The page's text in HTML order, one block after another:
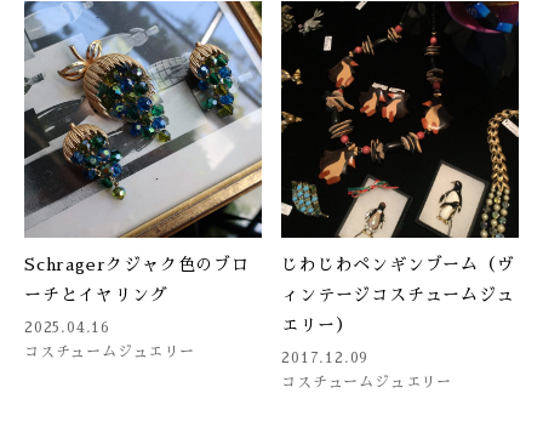
Schragerクジャク色のブロ
ーチとイヤリング
2025.04.16
コスチュームジュエリー
じわじわペンギンブーム（ヴ
ィンテージコスチュームジュ
エリー）
2017.12.09
コスチュームジュエリー